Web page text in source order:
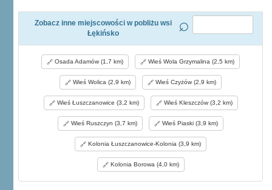
Zobacz inne miejscowości w pobliżu wsi
Łękińsko
Osada Adamów (1,7 km) Wieś Wola Grzymalina (2,5 km)
Wieś Wolica (2,9 km) Wieś Czyżów (2,9 km)
Wieś Łuszczanowice (3,2 km) Wieś Kleszczów (3,2 km)
Wieś Ruszczyn (3,7 km) Wieś Piaski (3,9 km)
Kolonia Łuszczanowice-Kolonia (3,9 km)
Kolonia Borowa (4,0 km)